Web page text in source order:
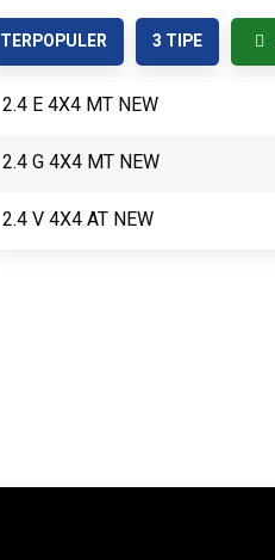
TERPOPULER 3 TIPE
2.4 E 4X4 MT NEW
2.4 G 4X4 MT NEW
2.4 V 4X4 AT NEW